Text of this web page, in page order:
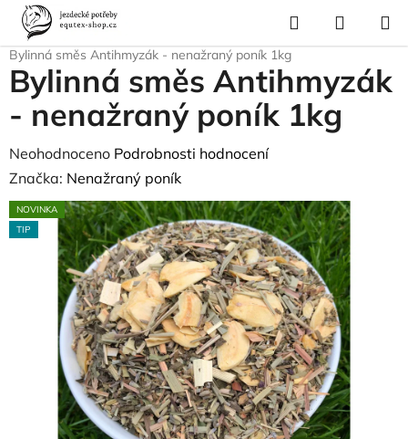
Přejít
obsah
Hledat
KOŠÍK
Domů
Pro koně
Bylinná směs Antihmyzák - nenažraný poník 1kg
Bylinná směs Antihmyzák
- nenažraný poník 1kg
Průměrné
hodnocení
produktu
je
hvězdiček.
Neohodnoceno Podrobnosti hodnocení
Značka: Nenažraný poník
NOVINKA
TIP